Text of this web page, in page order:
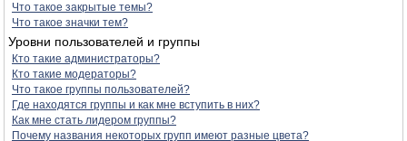
Что такое закрытые темы?
Что такое значки тем?
Уровни пользователей и группы
Кто такие администраторы?
Кто такие модераторы?
Что такое группы пользователей?
Где находятся группы и как мне вступить в них?
Как мне стать лидером группы?
Почему названия некоторых групп имеют разные цвета?